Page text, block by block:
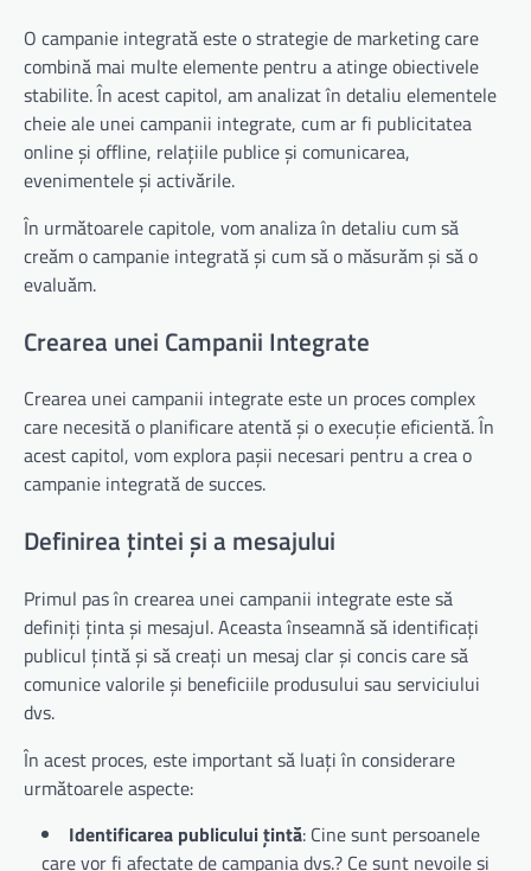
O campanie integrată este o strategie de marketing care
combină mai multe elemente pentru a atinge obiectivele
stabilite. În acest capitol, am analizat în detaliu elementele
cheie ale unei campanii integrate, cum ar fi publicitatea
online și offline, relațiile publice și comunicarea,
evenimentele și activările.
În următoarele capitole, vom analiza în detaliu cum să
creăm o campanie integrată și cum să o măsurăm și să o
evaluăm.
Crearea unei Campanii Integrate
Crearea unei campanii integrate este un proces complex
care necesită o planificare atentă și o execuție eficientă. În
acest capitol, vom explora pașii necesari pentru a crea o
campanie integrată de succes.
Definirea țintei și a mesajului
Primul pas în crearea unei campanii integrate este să
definiți ținta și mesajul. Aceasta înseamnă să identificați
publicul țintă și să creați un mesaj clar și concis care să
comunice valorile și beneficiile produsului sau serviciului
dvs.
În acest proces, este important să luați în considerare
următoarele aspecte:
Identificarea publicului țintă: Cine sunt persoanele
care vor fi afectate de campania dvs.? Ce sunt nevoile și